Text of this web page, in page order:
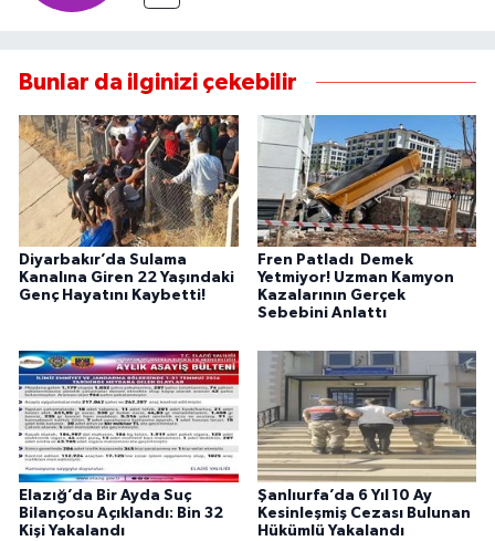
Bunlar da ilginizi çekebilir
Diyarbakır’da Sulama
Kanalına Giren 22 Yaşındaki
Genç Hayatını Kaybetti!
Fren Patladı Demek
Yetmiyor! Uzman Kamyon
Kazalarının Gerçek
Sebebini Anlattı
Elazığ’da Bir Ayda Suç
Bilançosu Açıklandı: Bin 32
Kişi Yakalandı
Şanlıurfa’da 6 Yıl 10 Ay
Kesinleşmiş Cezası Bulunan
Hükümlü Yakalandı